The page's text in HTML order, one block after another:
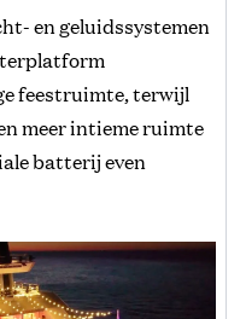
en geluidssystemen
feestruimte, terwijl
meer intieme ruimte
batterij even